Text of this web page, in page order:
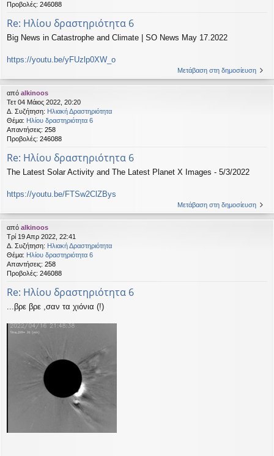
Προβολές: 246088
Re: Ηλίου δραστηριότητα 6
Big News in Catastrophe and Climate | SO News May 17.2022
https://youtu.be/yFUzlp0XW_o
Μετάβαση στη δημοσίευση
από alkinoos
Τετ 04 Μάιος 2022, 20:20
Δ. Συζήτηση: Ηλιακή Δραστηριότητα
Θέμα: Ηλίου δραστηριότητα 6
Απαντήσεις: 258
Προβολές: 246088
Re: Ηλίου δραστηριότητα 6
The Latest Solar Activity and The Latest Planet X Images - 5/3/2022
https://youtu.be/FTSw2ClZBys
Μετάβαση στη δημοσίευση
από alkinoos
Τρί 19 Απρ 2022, 22:41
Δ. Συζήτηση: Ηλιακή Δραστηριότητα
Θέμα: Ηλίου δραστηριότητα 6
Απαντήσεις: 258
Προβολές: 246088
Re: Ηλίου δραστηριότητα 6
...βρε βρε ,σαν τα χιόνια (!)